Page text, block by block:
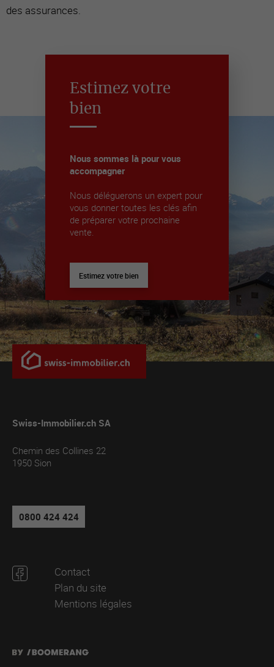
des assurances.
Estimez votre
bien
Nous sommes là pour vous
accompagner
Nous déléguerons un expert pour
vous donner toutes les clés afin
de préparer votre prochaine
vente.
Estimez votre bien
Swiss-Immobilier.ch SA
Chemin des Collines 22
1950 Sion
0800 424 424
Contact
Plan du site
Mentions légales